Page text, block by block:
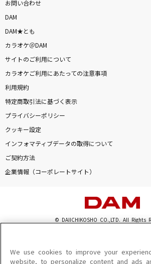
新世界(SHINSEKAI)
PRODUCE 101 JAPAN 新世界
[生音]あなたに
MONGOL800
[生音]promise
君のために僕が盾になろう
山口百恵
お問い合わせ
DAM
DAM★とも
カラオケ＠DAM
サイトのご利用について
カラオケご利用にあたっての注意事項
利用規約
特定商取引法に基づく表示
プライバシーポリシー
クッキー設定
インフォマティブデータの取得について
ご契約方法
企業情報（コーポレートサイト）
© DAIICHIKOSHO CO.,LTD. All Rights
このサイトに掲載されている一切の文章・画像・写真・
を問わず、著作権法の定める範囲を超えて無断で複製、転
を禁じます。
We use cookies to improve your
website, to personalize content and ads